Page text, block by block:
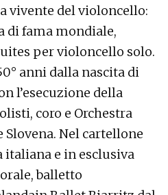
vivente del violoncello:
di fama mondiale,
per violoncello solo.
anni dalla nascita di
l’esecuzione della
coro e Orchestra
Nel cartellone
italiana e in esclusiva
balletto